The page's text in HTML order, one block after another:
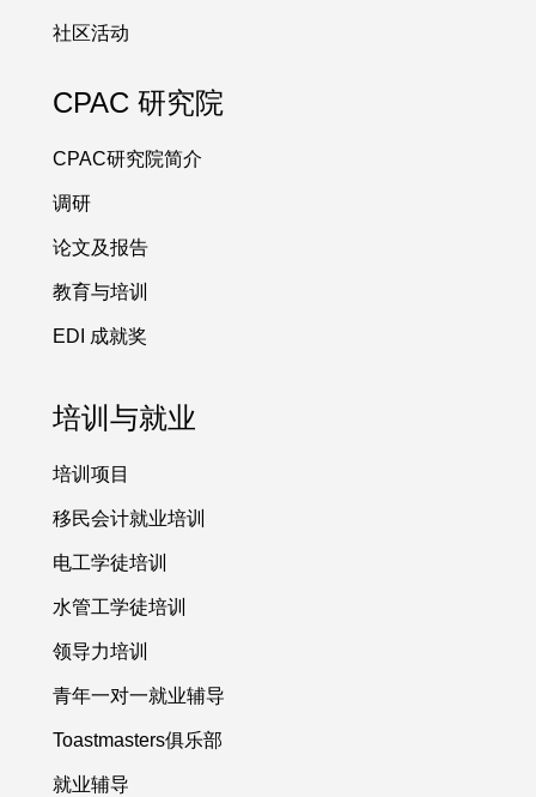
社区活动
CPAC 研究院
CPAC研究院简介
调研
论文及报告
教育与培训
EDI 成就奖
培训与就业
培训项目
移民会计就业培训
电工学徒培训
水管工学徒培训
领导力培训
青年一对一就业辅导
Toastmasters俱乐部
就业辅导